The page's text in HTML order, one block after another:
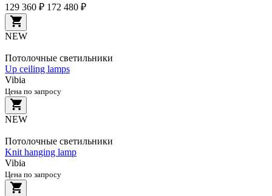
129 360 ₽ 172 480 ₽
NEW
Потолочные светильники
Up ceiling lamps
Vibia
Цена по запросу
NEW
Потолочные светильники
Knit hanging lamp
Vibia
Цена по запросу